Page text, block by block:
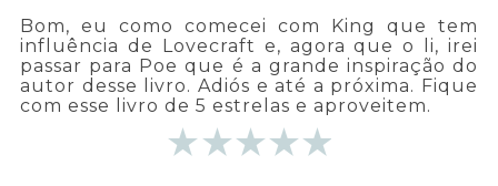
Bom, eu como comecei com King que tem
influência de Lovecraft e, agora que o li, irei
passar para Poe que é a grande inspiração do
autor desse livro. Adiós e até a próxima. Fique
com esse livro de 5 estrelas e aproveitem.